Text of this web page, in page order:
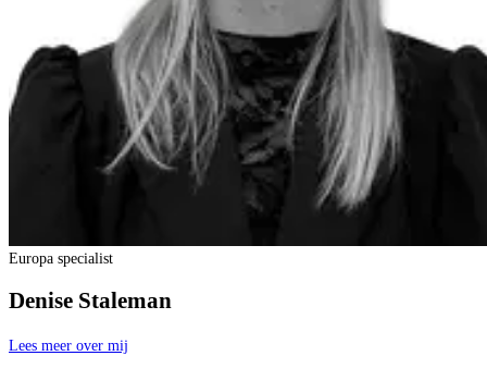
Europa specialist
Denise Staleman
Lees meer over mij